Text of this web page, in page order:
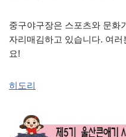
중구야구장은 스포츠와 문화
자리매김하고 있습니다. 여
요!
히도리